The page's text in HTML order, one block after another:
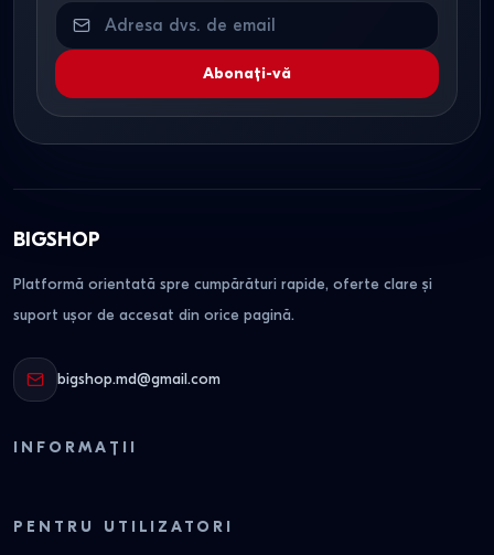
Abonați-vă
BIGSHOP
Platformă orientată spre cumpărături rapide, oferte clare și
suport ușor de accesat din orice pagină.
bigshop.md@gmail.com
INFORMAȚII
PENTRU UTILIZATORI